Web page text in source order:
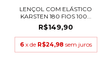
LENÇOL COM ELÁSTICO
KARSTEN 180 FIOS 100...
R$149,90
6 x de R$24,98 sem juros